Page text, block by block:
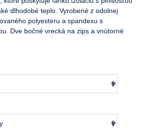
dlhodobé teplo. Vyrobené z odolnej
polyesteru a spandexu s
Dve bočné vrecká na zips a vnútorné